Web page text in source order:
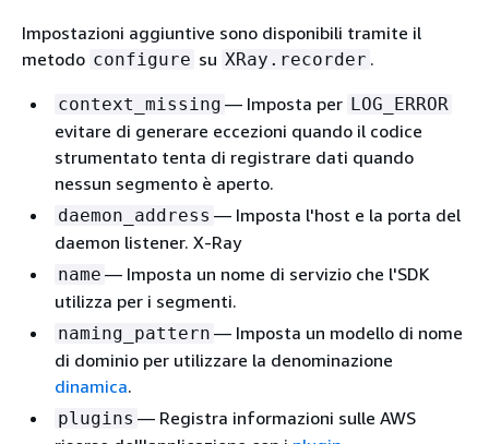
Impostazioni aggiuntive sono disponibili tramite il
metodo configure su XRay.recorder .
context_missing — Imposta per LOG_ERROR
evitare di generare eccezioni quando il codice
strumentato tenta di registrare dati quando
nessun segmento è aperto.
daemon_address — Imposta l'host e la porta del
daemon listener. X-Ray
name — Imposta un nome di servizio che l'SDK
utilizza per i segmenti.
naming_pattern — Imposta un modello di nome
di dominio per utilizzare la denominazione
dinamica.
plugins — Registra informazioni sulle AWS